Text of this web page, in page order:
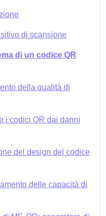
di scansione
di un codice QR
della qualità di
i codici QR dai danni
del design del codice
delle capacità di